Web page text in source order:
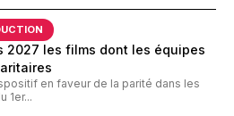
2027 les films dont les équipes
en faveur de la parité dans les
1er...